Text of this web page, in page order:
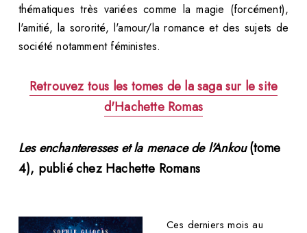
thématiques très variées comme la magie (forcément),
l'amitié, la sororité, l'amour/la romance et des sujets de
société notamment féministes.
Retrouvez tous les tomes de la saga sur le site
d'Hachette Romas
Les enchanteresses et la menace de l'Ankou(tome
4), publié chez Hachette Romans
Ces derniers mois au